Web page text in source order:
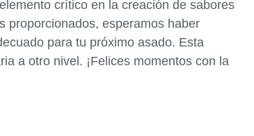
crítico en la creación de sabores
proporcionados, esperamos haber
para tu próximo asado. Esta
a otro nivel. ¡Felices momentos con la